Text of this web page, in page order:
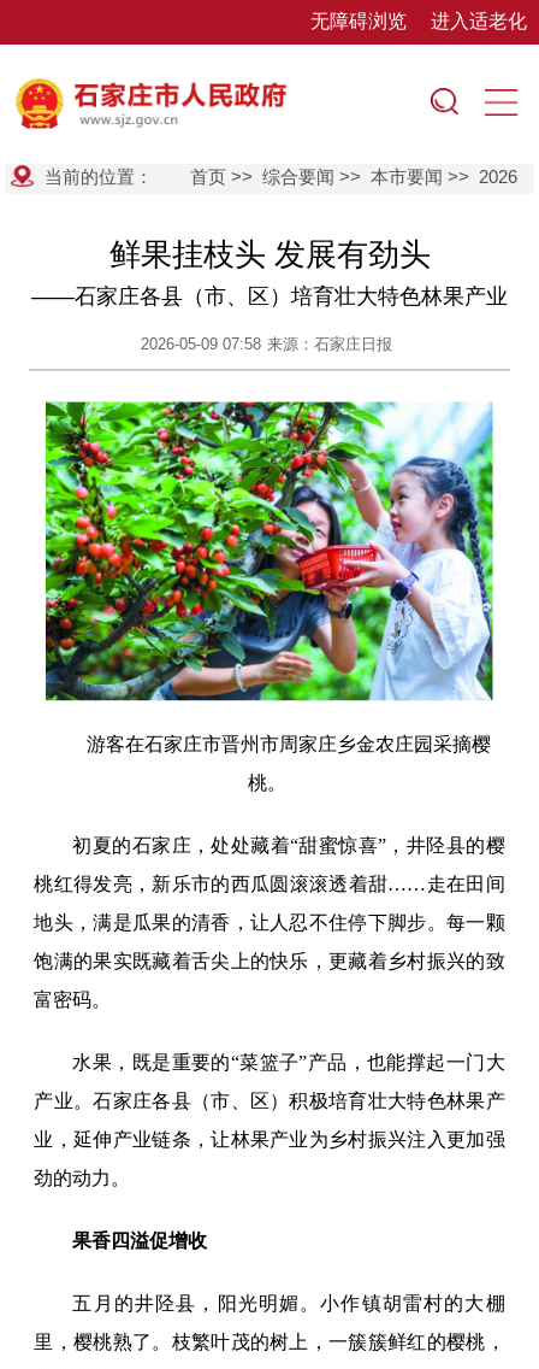
无障碍浏览 进入适老化
当前的位置： 首页 >>综合要闻 >>本市要闻 >> 2026
鲜果挂枝头 发展有劲头
——石家庄各县（市、区）培育壮大特色林果产业
2026-05-09 07:58 来源：石家庄日报
游客在石家庄市晋州市周家庄乡金农庄园采摘樱
桃。
初夏的石家庄，处处藏着“甜蜜惊喜”，井陉县的樱
桃红得发亮，新乐市的西瓜圆滚滚透着甜……走在田间
地头，满是瓜果的清香，让人忍不住停下脚步。每一颗
饱满的果实既藏着舌尖上的快乐，更藏着乡村振兴的致
富密码。
水果，既是重要的“菜篮子”产品，也能撑起一门大
产业。石家庄各县（市、区）积极培育壮大特色林果产
业，延伸产业链条，让林果产业为乡村振兴注入更加强
劲的动力。
果香四溢促增收
五月的井陉县，阳光明媚。小作镇胡雷村的大棚
里，樱桃熟了。枝繁叶茂的树上，一簇簇鲜红的樱桃，